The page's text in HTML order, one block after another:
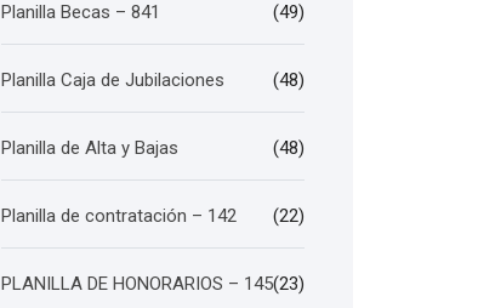
Planilla Becas – 841 (49)
Planilla Caja de Jubilaciones (48)
Planilla de Alta y Bajas (48)
Planilla de contratación – 142 (22)
PLANILLA DE HONORARIOS – 145(23)